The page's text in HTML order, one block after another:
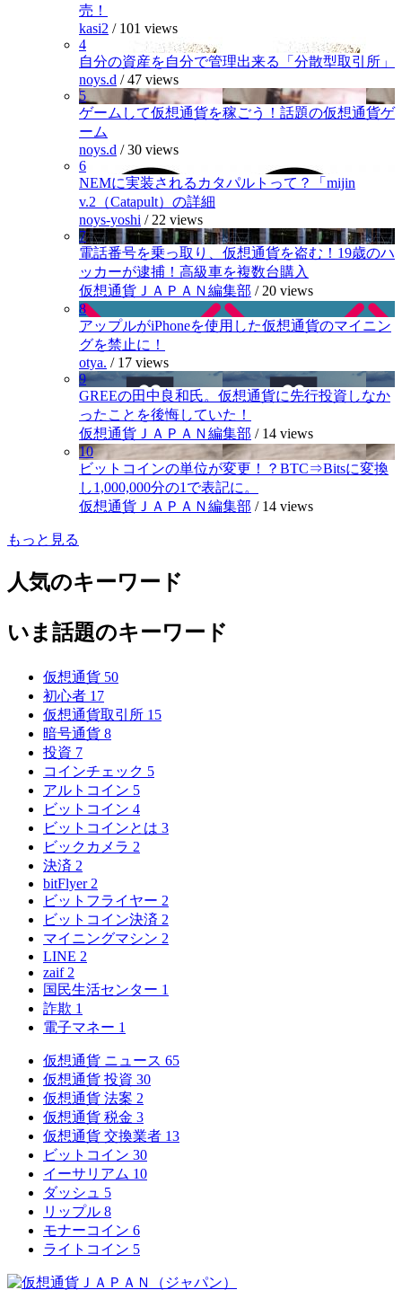
売！
kasi2 / 101 views
4
自分の資産を自分で管理出来る「分散型取引所」
noys.d /47 views
5
ゲームして仮想通貨を稼ごう！話題の仮想通貨ゲ
ーム
noys.d /30 views
6
NEMに実装されるカタパルトって？「mijin
v.2（Catapult）の詳細
noys-yoshi / 22 views
7
電話番号を乗っ取り、仮想通貨を盗む！19歳のハ
ッカーが逮捕！高級車を複数台購入
仮想通貨ＪＡＰＡＮ編集部 / 20 views
8
アップルがiPhoneを使用した仮想通貨のマイニン
グを禁止に！
otya. / 17 views
9
GREEの田中良和氏。仮想通貨に先行投資しなか
ったことを後悔していた！
仮想通貨ＪＡＰＡＮ編集部 / 14 views
10
ビットコインの単位が変更！？BTC⇒Bitsに変換
し1,000,000分の1で表記に。
仮想通貨ＪＡＰＡＮ編集部 / 14 views
もっと見る
人気のキーワード
いま話題のキーワード
仮想通貨 50
初心者 17
仮想通貨取引所 15
暗号通貨 8
投資 7
コインチェック 5
アルトコイン 5
ビットコイン 4
ビットコインとは 3
ビックカメラ 2
決済 2
bitFlyer 2
ビットフライヤー 2
ビットコイン決済 2
マイニングマシン 2
LINE 2
zaif 2
国民生活センター 1
詐欺 1
電子マネー 1
仮想通貨 ニュース 65
仮想通貨 投資 30
仮想通貨 法案 2
仮想通貨 税金 3
仮想通貨 交換業者 13
ビットコイン 30
イーサリアム 10
ダッシュ 5
リップル 8
モナーコイン 6
ライトコイン 5